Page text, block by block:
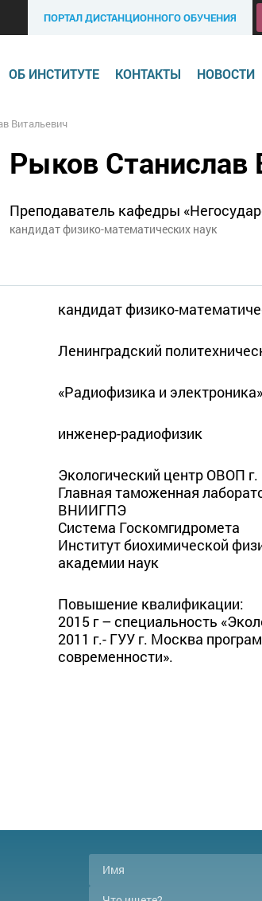
ПОРТАЛ ДИСТАНЦИОННОГО ОБУЧЕНИЯ
ОБ ИНСТИТУТЕ КОНТАКТЫ НОВОСТИ
Витальевич
Рыков Станислав
Преподаватель кафедры
кандидат физико-математических наук
кандидат физико-
Ленинградский
«Радиофизика и электроника»
инженер-радиофизик
Экологический центр ОВОП
Главная таможенная
ВНИИГПЭ
Система Госкомгидромета
Институт биохимической
академии наук
Повышение квалификации:
2015 г – специальность
2011 г.- ГУУ г. Москва
современности».